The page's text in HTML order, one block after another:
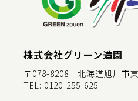
株式会社グリーン造園
〒078-8208 北海道旭川市
TEL: 0120-255-625